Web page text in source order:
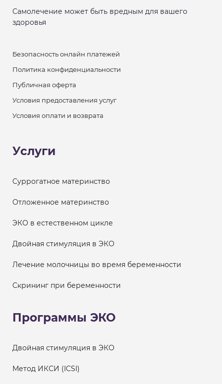
Самолечение может быть вредным для вашего
здоровья
Безопасность онлайн платежей
Политика конфиденциальности
Публичная оферта
Условия предоставления услуг
Условия оплати и возврата
Услуги
Суррогатное материнство
Отложенное материнство
ЭКО в естественном цикле
Двойная стимуляция в ЭКО
Лечение молочницы во время беременности
Скрининг при беременности
Программы ЭКО
Двойная стимуляция в ЭКО
Метод ИКСИ (ICSI)